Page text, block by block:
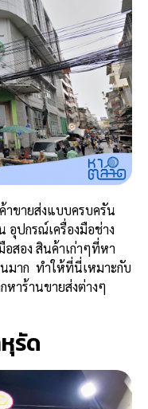
ขายส่งแบบครบครัน
ปกรณ์เครื่องมือช่าง
สอง สินค้าเก่าๆที่หา
มาก ทำให้ที่นี่เหมาะกับ
หาร้านขายส่งต่างๆ
รัด